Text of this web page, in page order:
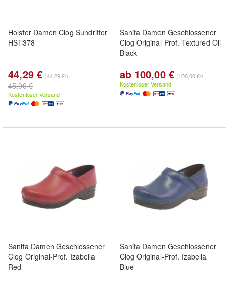
Holster Damen Clog Sundrifter
HST378
44,29 € (44,29 €/)
45,00 €
Kostenloser Versand
Sanita Damen Geschlossener
Clog Original-Prof. Textured Oil
Black
ab 100,00 € (100,00 €/)
Kostenloser Versand
Sanita Damen Geschlossener
Clog Original-Prof. Izabella
Red
Sanita Damen Geschlossener
Clog Original-Prof. Izabella
Blue